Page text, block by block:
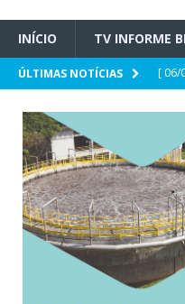
INÍCIO TV INFORME
ÚLTIMAS NOTÍCIAS [ 06/
[
[ 06/
[ 06/
[ 06/